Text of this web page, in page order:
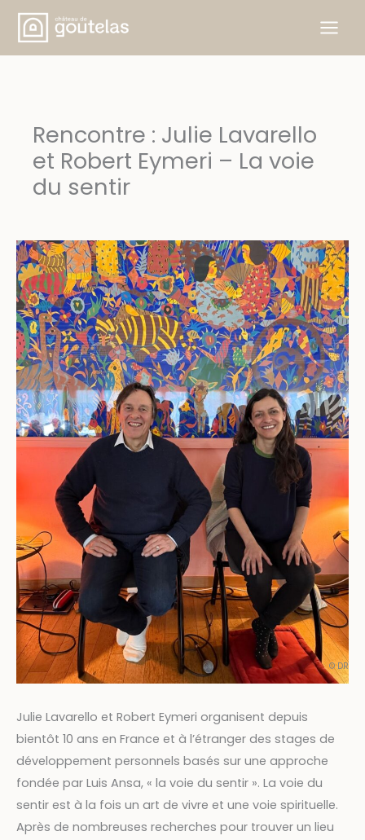
Aller
contenu
Rencontre : Julie Lavarello
et Robert Eymeri – La voie
du sentir
© DR
Julie Lavarello et Robert Eymeri organisent depuis
bientôt 10 ans en France et à l’étranger des stages de
développement personnels basés sur une approche
fondée par Luis Ansa, « la voie du sentir ». La voie du
sentir est à la fois un art de vivre et une voie spirituelle.
Après de nombreuses recherches pour trouver un lieu